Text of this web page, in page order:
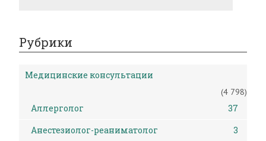
Рубрики
Медицинские консультации
(4 798)
Аллерголог
37
Анестезиолог-реаниматолог
3